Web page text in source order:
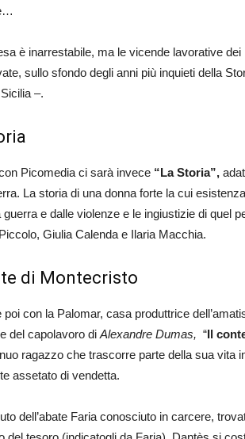
è inarrestabile, ma le vicende lavorative
sullo sfondo degli anni più inquieti della
–.
Picomedia ci sarà invece “La Storia”,
La storia di una donna forte la cui
guerra e dalle violenze e le ingiustizie di quel
Giulia Calenda e Ilaria Macchia.
di Montecristo
poi con la Palomar, casa produttrice
del capolavoro di Alexandre Dumas, “Il
ragazzo che trascorre parte della sua vita
assetato di vendetta.
dell’abate Faria conosciuto in carcere,